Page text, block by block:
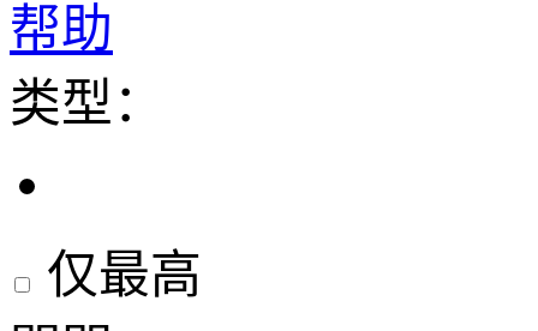
帮助
类型：
仅最高